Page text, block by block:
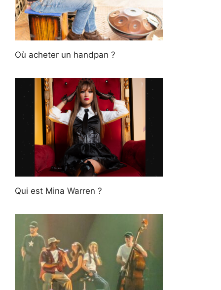
Où acheter un handpan ?
Qui est Mina Warren ?